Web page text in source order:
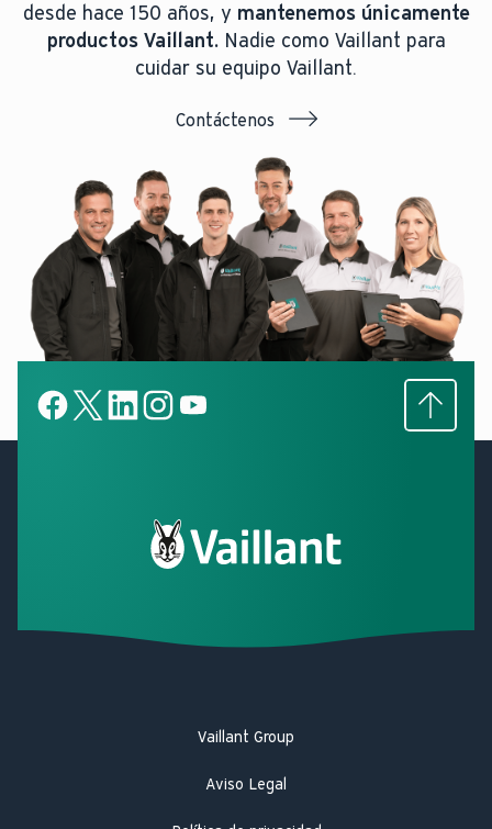
desde hace 150 años, y mantenemos únicamente
productos Vaillant.Nadie como Vaillant para
cuidar su equipo Vaillant.
Contáctenos
Subir
Vaillant Group
Aviso Legal